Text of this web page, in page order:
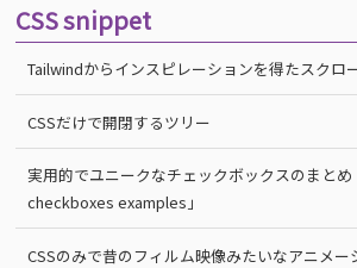
CSS snippet
Tailwindからインスピレーションを得たスクロ
CSSだけで開閉するツリー
実用的でユニークなチェックボックスのまと
checkboxes examples」
CSSのみで昔のフィルム映像みたいなアニメー